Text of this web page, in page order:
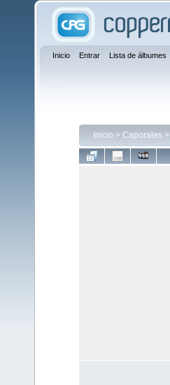
Inicio Entrar Lista de álbumes
Inicio > Caporales>